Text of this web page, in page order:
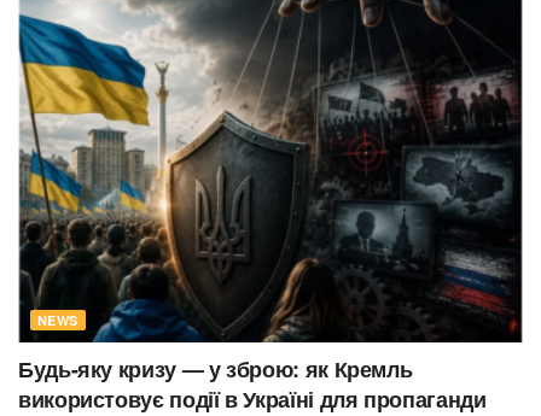
NEWS
Будь-яку кризу — у зброю: як Кремль
використовує події в Україні для пропаганди